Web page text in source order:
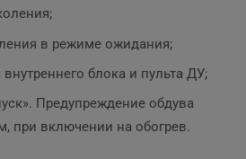
в режиме ожидания;
блока и пульта ДУ;
Предупреждение обдува
при включении на обогрев.